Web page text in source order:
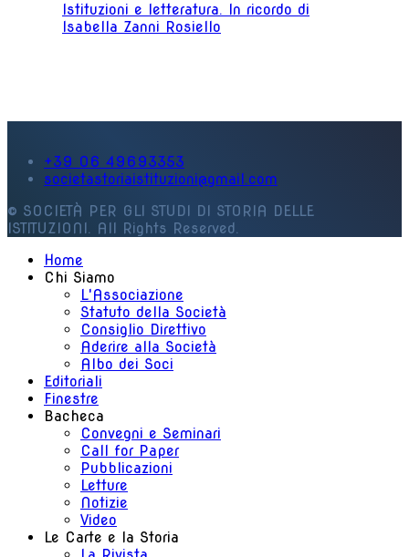
Istituzioni e letteratura. In ricordo di
Isabella Zanni Rosiello
+39 06 49693353
societastoriaistituzioni@gmail.com
© SOCIETÀ PER GLI STUDI DI STORIA DELLE
ISTITUZIONI. All Rights Reserved.
Home
Chi Siamo
L'Associazione
Statuto della Società
Consiglio Direttivo
Aderire alla Società
Albo dei Soci
Editoriali
Finestre
Bacheca
Convegni e Seminari
Call for Paper
Pubblicazioni
Letture
Notizie
Video
Le Carte e la Storia